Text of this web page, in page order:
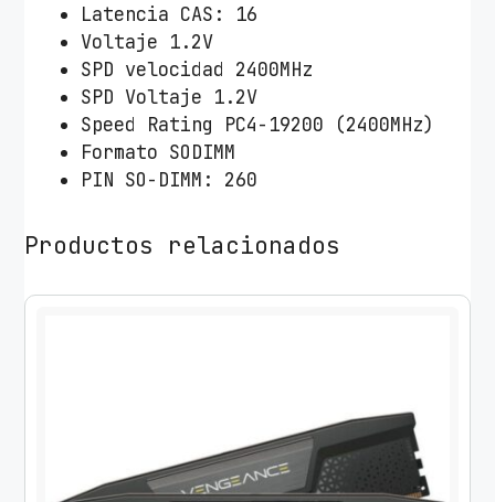
Latencia CAS: 16
Voltaje 1.2V
SPD velocidad 2400MHz
SPD Voltaje 1.2V
Speed Rating PC4-19200 (2400MHz)
Formato SODIMM
PIN SO-DIMM: 260
Productos relacionados